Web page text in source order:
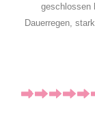
geschlossen
Dauerregen,